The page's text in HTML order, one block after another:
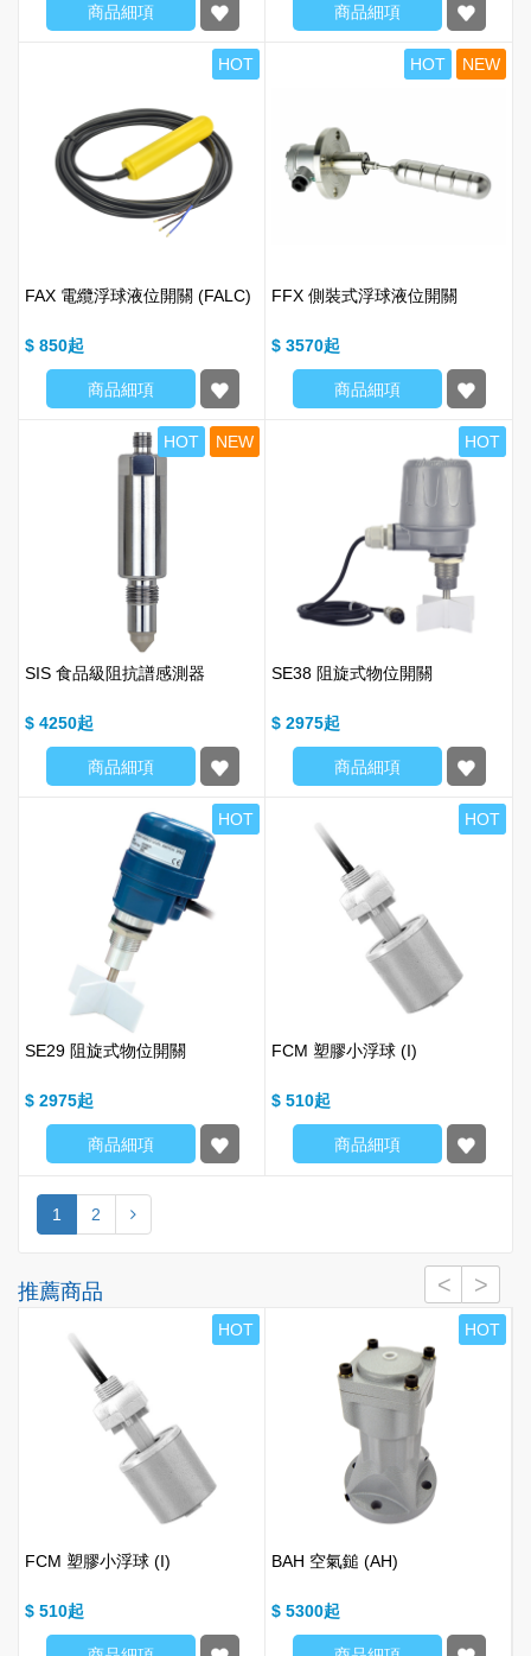
商品細項 商品細項
HOT
FAX 電纜浮球液位開關 (FALC)
$ 850
商品細項
HOT NEW
FFX 側裝式浮球液位開關
$ 3570
商品細項
HOT NEW
SIS 食品級阻抗譜感測器
$ 4250
商品細項
HOT
SE38 阻旋式物位開關
$ 2975
商品細項
HOT
SE29 阻旋式物位開關
$ 2975
商品細項
HOT
FCM 塑膠小浮球 (I)
$ 510
商品細項
1 2
推薦商品
HOT
FCM 塑膠小浮球 (I)
$ 510
HOT
BAH 空氣鎚 (AH)
$ 5300